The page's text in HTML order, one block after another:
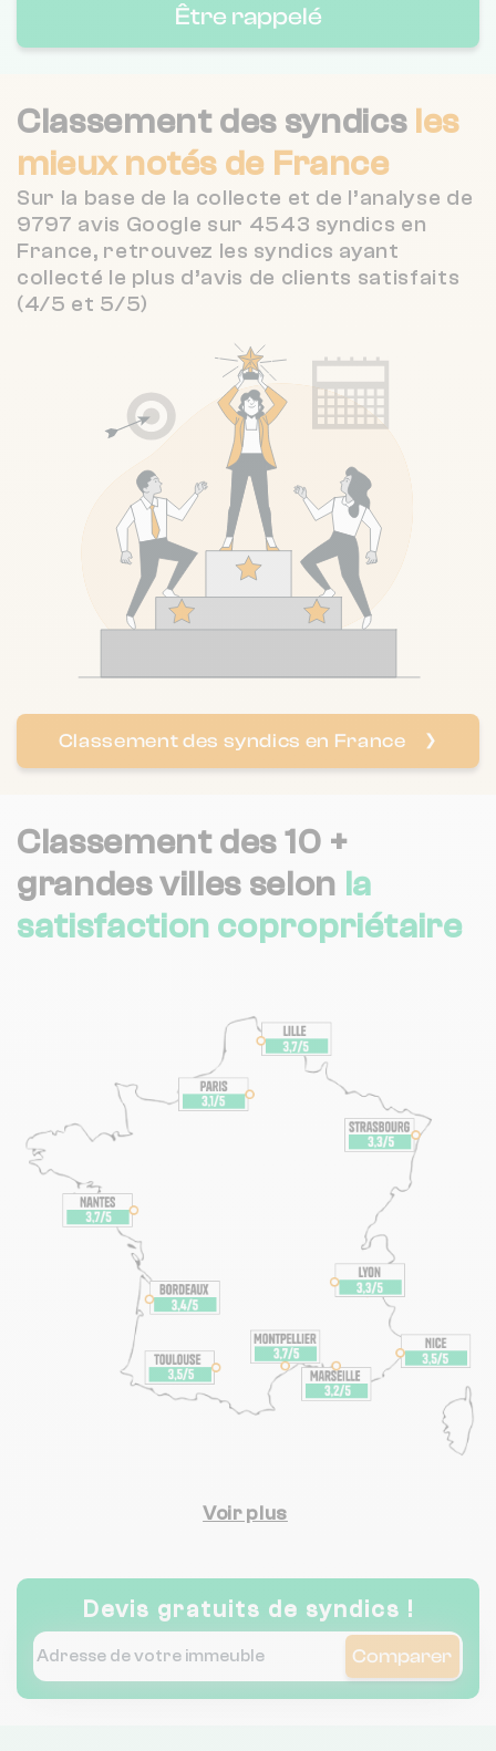
Être rappelé
Classement des syndics les
mieux notés de France
Sur la base de la collecte et de l’analyse de
9797 avis Google sur 4543 syndics en
France, retrouvez les syndics ayant
collecté le plus d’avis de clients satisfaits
(4/5 et 5/5)
Classement des syndics en France ❯
Classement des 10 +
grandes villes selon la
satisfaction copropriétaire
Voir plus
Devis gratuits de syndics !
Comparer